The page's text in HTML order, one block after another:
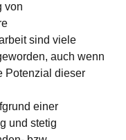
von
sind viele
auch wenn
Potenzial dieser
einer
und stetig